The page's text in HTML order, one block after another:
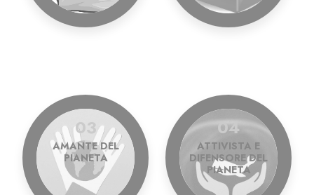
03
AMANTE DEL
PIANETA
04
ATTIVISTA E
DIFENSORE DEL
PIANETA